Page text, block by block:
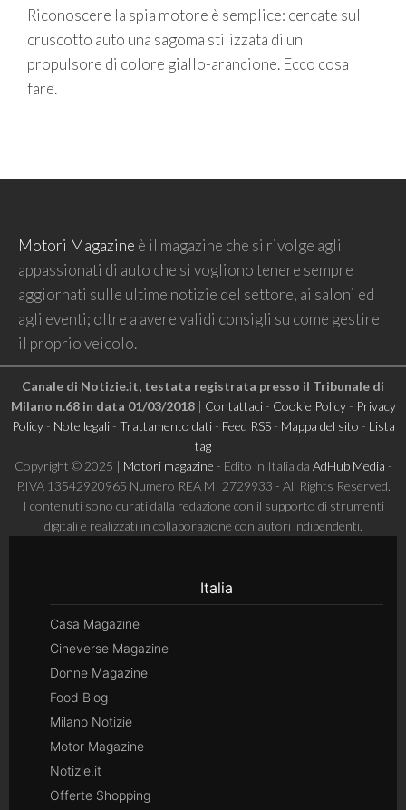
Riconoscere la spia motore è semplice: cercate sul
cruscotto auto una sagoma stilizzata di un
propulsore di colore giallo-arancione. Ecco cosa
fare.
Motori Magazine è il magazine che si rivolge agli
appassionati di auto che si vogliono tenere sempre
aggiornati sulle ultime notizie del settore, ai saloni ed
agli eventi; oltre a avere validi consigli su come gestire
il proprio veicolo.
Canale di Notizie.it, testata registrata presso il Tribunale di
Milano n.68 in data 01/03/2018| Contattaci- Cookie Policy- Privacy
Policy- Note legali- Trattamento dati- Feed RSS- Mappa del sito - Lista
tag
Copyright © 2025 | Motori magazine - Edito in Italia da AdHub Media -
P.IVA 13542920965 Numero REA MI 2729933 - All Rights Reserved.
I contenuti sono curati dalla redazione con il supporto di strumenti
digitali e realizzati in collaborazione con autori indipendenti.
Italia
Casa Magazine
Cineverse Magazine
Donne Magazine
Food Blog
Milano Notizie
Motor Magazine
Notizie.it
Offerte Shopping